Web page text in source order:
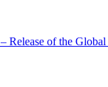
Release of the